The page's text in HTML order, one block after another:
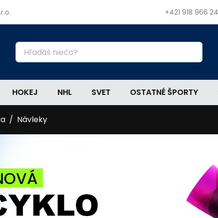
+421 918 966
HOKEJ NHL SVET OSTATNÉ ŠPORTY
Návleky